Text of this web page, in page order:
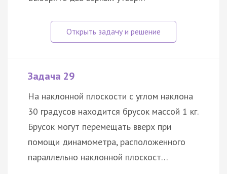
Задача 29
На наклонной плоскости с углом наклона
30 градусов находится брусок массой 1 кг.
Брусок могут перемещать вверх при
помощи динамометра, расположенного
параллельно наклонной плоскост…